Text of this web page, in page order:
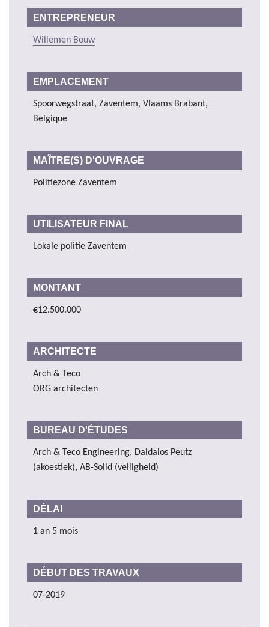
ENTREPRENEUR
Willemen Bouw
EMPLACEMENT
Spoorwegstraat, Zaventem, Vlaams Brabant,
Belgique
MAÎTRE(S) D'OUVRAGE
Politiezone Zaventem
UTILISATEUR FINAL
Lokale politie Zaventem
MONTANT
€12.500.000
ARCHITECTE
Arch & Teco
ORG architecten
BUREAU D'ÉTUDES
Arch & Teco Engineering, Daidalos Peutz
(akoestiek), AB-Solid (veiligheid)
DÉLAI
1 an 5 mois
DÉBUT DES TRAVAUX
07-2019